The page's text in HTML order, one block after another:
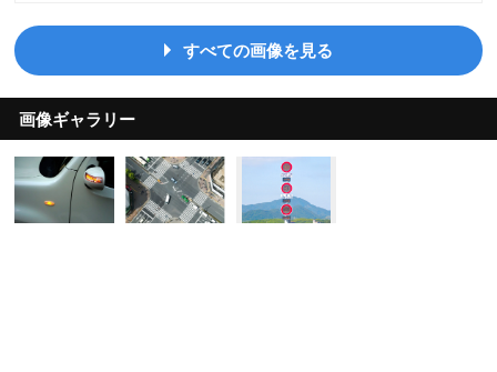
すべての画像を見る
画像ギャラリー